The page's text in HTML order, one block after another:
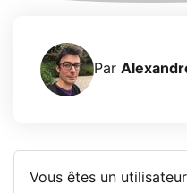
Par
Vous êtes un